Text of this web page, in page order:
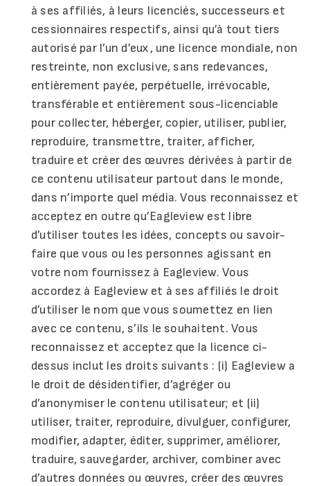
à ses affiliés, à leurs licenciés, successeurs et
cessionnaires respectifs, ainsi qu’à tout tiers
autorisé par l’un d’eux, une licence mondiale, non
restreinte, non exclusive, sans redevances,
entièrement payée, perpétuelle, irrévocable,
transférable et entièrement sous-licenciable
pour collecter, héberger, copier, utiliser, publier,
reproduire, transmettre, traiter, afficher,
traduire et créer des œuvres dérivées à partir de
ce contenu utilisateur partout dans le monde,
dans n’importe quel média. Vous reconnaissez et
acceptez en outre qu’Eagleview est libre
d’utiliser toutes les idées, concepts ou savoir-
faire que vous ou les personnes agissant en
votre nom fournissez à Eagleview. Vous
accordez à Eagleview et à ses affiliés le droit
d’utiliser le nom que vous soumettez en lien
avec ce contenu, s’ils le souhaitent. Vous
reconnaissez et acceptez que la licence ci-
dessus inclut les droits suivants : (i) Eagleview a
le droit de désidentifier, d’agréger ou
d’anonymiser le contenu utilisateur; et (ii)
utiliser, traiter, reproduire, divulguer, configurer,
modifier, adapter, éditer, supprimer, améliorer,
traduire, sauvegarder, archiver, combiner avec
d’autres données ou œuvres, créer des œuvres